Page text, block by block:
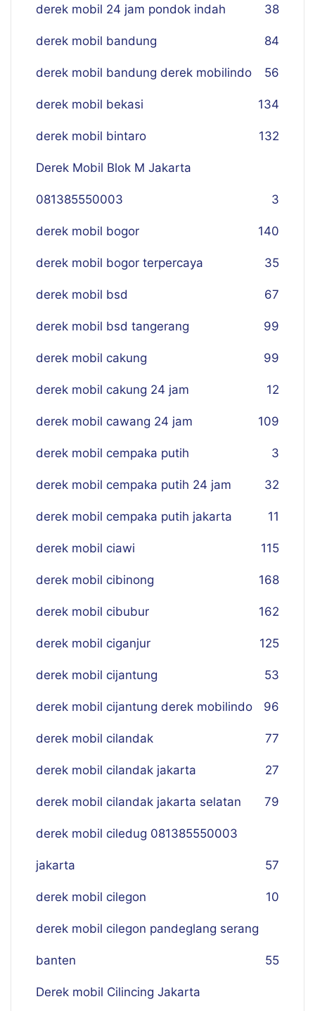
derek mobil 24 jam pondok indah 38
derek mobil bandung 84
derek mobil bandung derek mobilindo 56
derek mobil bekasi 134
derek mobil bintaro 132
Derek Mobil Blok M Jakarta
081385550003 3
derek mobil bogor 140
derek mobil bogor terpercaya 35
derek mobil bsd 67
derek mobil bsd tangerang 99
derek mobil cakung 99
derek mobil cakung 24 jam 12
derek mobil cawang 24 jam 109
derek mobil cempaka putih 3
derek mobil cempaka putih 24 jam 32
derek mobil cempaka putih jakarta 11
derek mobil ciawi 115
derek mobil cibinong 168
derek mobil cibubur 162
derek mobil ciganjur 125
derek mobil cijantung 53
derek mobil cijantung derek mobilindo 96
derek mobil cilandak 77
derek mobil cilandak jakarta 27
derek mobil cilandak jakarta selatan 79
derek mobil ciledug 081385550003
jakarta 57
derek mobil cilegon 10
derek mobil cilegon pandeglang serang
banten 55
Derek mobil Cilincing Jakarta